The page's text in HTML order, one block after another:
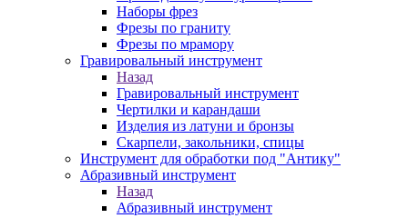
Наборы фрез
Фрезы по граниту
Фрезы по мрамору
Гравировальный инструмент
Назад
Гравировальный инструмент
Чертилки и карандаши
Изделия из латуни и бронзы
Скарпели, закольники, спицы
Инструмент для обработки под "Антику"
Абразивный инструмент
Назад
Абразивный инструмент